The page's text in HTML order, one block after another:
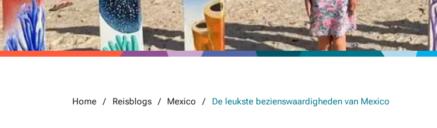
Home Reisblogs Mexico De leukste bezienswaardigheden van Mexico